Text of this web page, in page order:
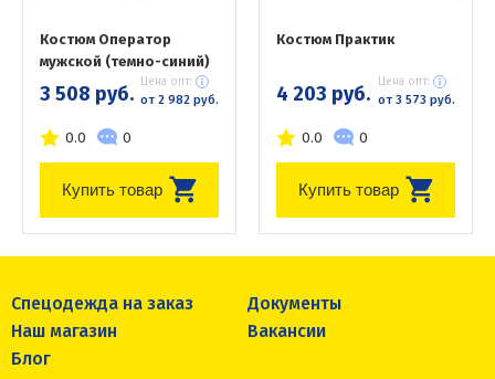
Костюм Оператор
мужской (темно-синий)
3 508 руб. Цена опт:
от 2 982 руб.
0.0 0
Купить товар
Костюм Практик
4 203 руб. Цена опт:
от 3 573 руб.
0.0 0
Купить товар
Спецодежда на заказ
Документы
Наш магазин
Вакансии
Блог